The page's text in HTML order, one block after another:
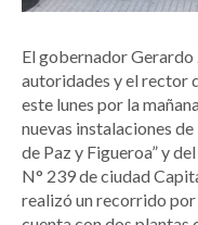
El gobernador
autoridades y el rector
este lunes por la
nuevas instalaciones
de Paz y Figueroa” y
N° 239 de ciudad
realizó un recorrido